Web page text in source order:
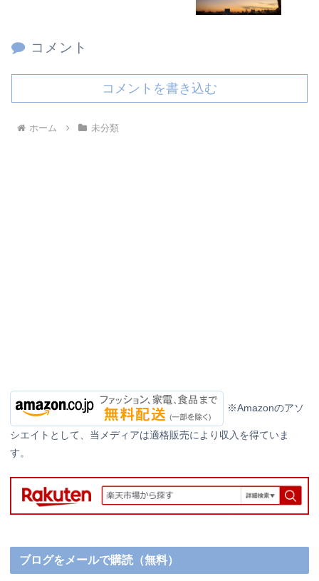
コメント
コメントを書き込む
ホーム 未分類
※Amazonのアソ
シエイトとして、当メディアは適格販売により収入を得ていま
す。
ブログをメールで購読（無料）